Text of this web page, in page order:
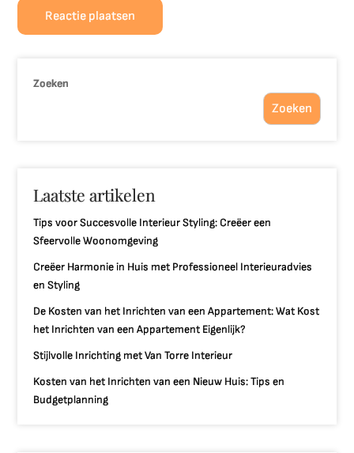
Zoeken
Zoeken
Laatste artikelen
Tips voor Succesvolle Interieur Styling: Creëer een
Sfeervolle Woonomgeving
Creëer Harmonie in Huis met Professioneel Interieuradvies
en Styling
De Kosten van het Inrichten van een Appartement: Wat Kost
het Inrichten van een Appartement Eigenlijk?
Stijlvolle Inrichting met Van Torre Interieur
Kosten van het Inrichten van een Nieuw Huis: Tips en
Budgetplanning